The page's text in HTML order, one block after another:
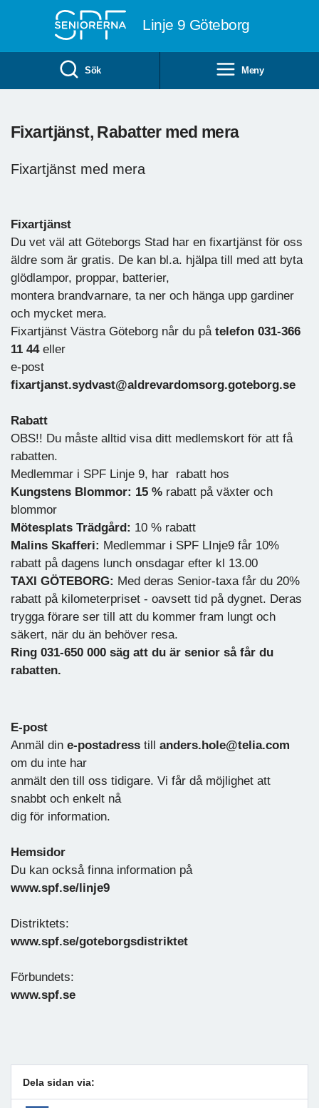
Linje 9 Göteborg
Sök Meny
Fixartjänst, Rabatter med mera
Fixartjänst med mera
Fixartjänst
Du vet väl att Göteborgs Stad har en fixartjänst för oss
äldre som är gratis. De kan bl.a. hjälpa till med att byta
glödlampor, proppar, batterier,
montera brandvarnare, ta ner och hänga upp gardiner
och mycket mera.
Fixartjänst Västra Göteborg når du på telefon 031-366
11 44eller
e-post
fixartjanst.sydvast@aldrevardomsorg.goteborg.se
Rabatt
OBS!! Du måste alltid visa ditt medlemskort för att få
rabatten.
Medlemmar i SPF Linje 9, har rabatt hos
Kungstens Blommor: 15 % rabatt på växter och
blommor
Mötesplats Trädgård: 10 % rabatt
Malins Skafferi: Medlemmar i SPF LInje9 får 10%
rabatt på dagens lunch onsdagar efter kl 13.00
TAXI GÖTEBORG: Med deras Senior-taxa får du 20%
rabatt på kilometerpriset - oavsett tid på dygnet. Deras
trygga förare ser till att du kommer fram lungt och
säkert, när du än behöver resa.
Ring 031-650 000 säg att du är senior så får du
rabatten.
E-post
Anmäl din e-postadress till anders.hole@telia.com
om du inte har
anmält den till oss tidigare. Vi får då möjlighet att
snabbt och enkelt nå
dig för information.
Hemsidor
Du kan också finna information på
www.spf.se/linje9
Distriktets:
www.spf.se/goteborgsdistriktet
Förbundets:
www.spf.se
Dela sidan via: